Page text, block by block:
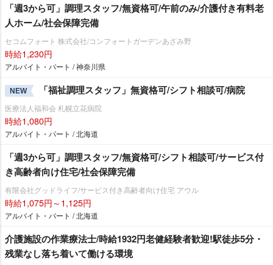
「週3から可」調理スタッフ/無資格可/午前のみ/介護付き有料老
人ホーム/社会保障完備
セコムフォート 株式会社/コンフォートガーデンあざみ野
時給1,230円
アルバイト・パート / 神奈川県
NEW 「福祉調理スタッフ」無資格可/シフト相談可/病院
医療法人福和会 札幌立花病院
時給1,080円
アルバイト・パート / 北海道
「週3から可」調理スタッフ/無資格可/シフト相談可/サービス付
き高齢者向け住宅/社会保障完備
有限会社グッドライフ/サービス付き高齢者向け住宅 アウル
時給1,075円～1,125円
アルバイト・パート / 北海道
介護施設の作業療法士/時給1932円老健経験者歓迎!駅徒歩5分・
残業なし落ち着いて働ける環境